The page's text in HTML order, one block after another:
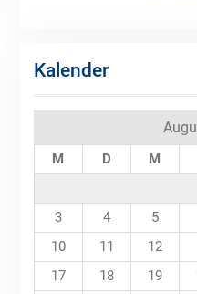
Kalender
M D M
3
4 5
10
11 12
17
18 19